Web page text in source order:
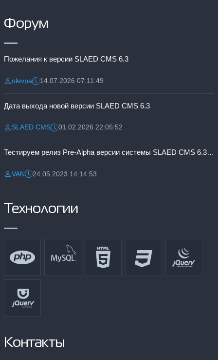
Форум
Пожелания к версии SLAED CMS 6.3
Разместил:
olevpaДата:14.07.2026 07:11:49
Дата выхода новой версии SLAED CMS 6.3
Разместил:
SLAED CMSДата:01.02.2026 22:05:52
Тестируем релиз Pre-Alpha версии системы SLAED CMS 6.3 Pro
Разместил:
VANДата:24.05.2023 14:14:53
Технологии
Контакты